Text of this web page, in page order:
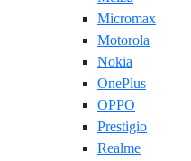
Micromax
Motorola
Nokia
OnePlus
OPPO
Prestigio
Realme